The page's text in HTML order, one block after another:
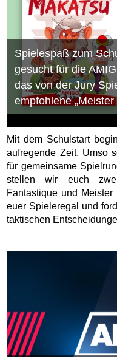
Spielespaß zum
gesucht für die
das von der Jury
empfohlene „Meister
Mit dem Schulstart
aufregende Zeit. Umso
für gemeinsame
stellen wir euch
Fantastique und
euer Spieleregal und
taktischen